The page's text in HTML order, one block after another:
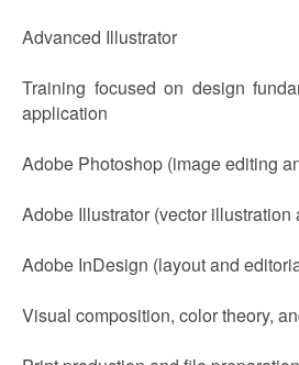
Advanced Illustrator
Training focused on design
application
Adobe Photoshop (image editing
Adobe Illustrator (vector illustration
Adobe InDesign (layout and
Visual composition, color theory,